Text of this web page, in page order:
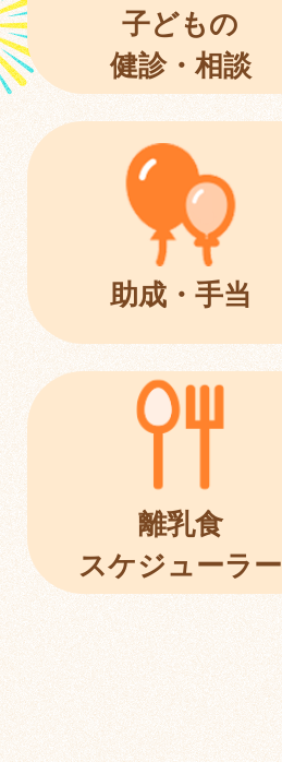
子どもの
健診・相談
助成・手当
離乳食
スケジューラー